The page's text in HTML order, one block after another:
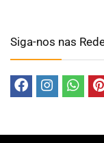
Siga-nos nas